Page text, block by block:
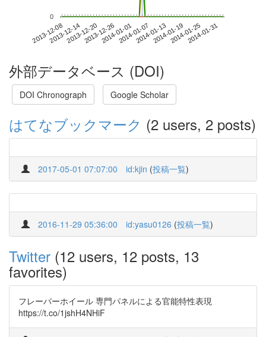
2013-12-082013-12-142013-12-202013-12-262014-01-012014-01-072014-01-132014-01-192014-01-252014-01-31
0
外部データベース (DOI)
DOI Chronograph Google Scholar
はてなブックマーク (2 users, 2 posts)
2017-05-01 07:07:00 id:kjin (投稿一覧)
2016-11-29 05:36:00 id:yasu0126 (投稿一覧)
Twitter (12 users, 12 posts, 13
favorites)
フレーバーホイール 専門パネルによる官能特性表現
https://t.co/1jshH4NHiF